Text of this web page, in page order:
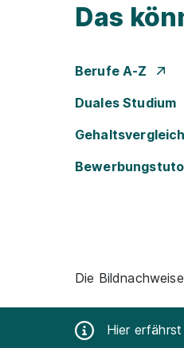
Das
Berufe A-Z
Duales Studium
Gehaltsvergleich
Die
Hier